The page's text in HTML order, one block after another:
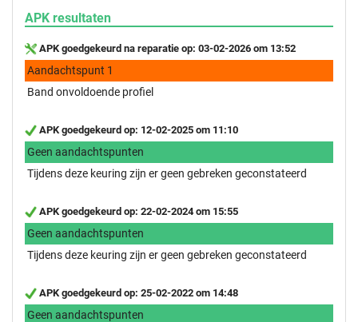
APK resultaten
APK goedgekeurd na reparatie op: 03-02-2026 om 13:52
Aandachtspunt 1
Band onvoldoende profiel
APK goedgekeurd op: 12-02-2025 om 11:10
Geen aandachtspunten
Tijdens deze keuring zijn er geen gebreken geconstateerd
APK goedgekeurd op: 22-02-2024 om 15:55
Geen aandachtspunten
Tijdens deze keuring zijn er geen gebreken geconstateerd
APK goedgekeurd op: 25-02-2022 om 14:48
Geen aandachtspunten